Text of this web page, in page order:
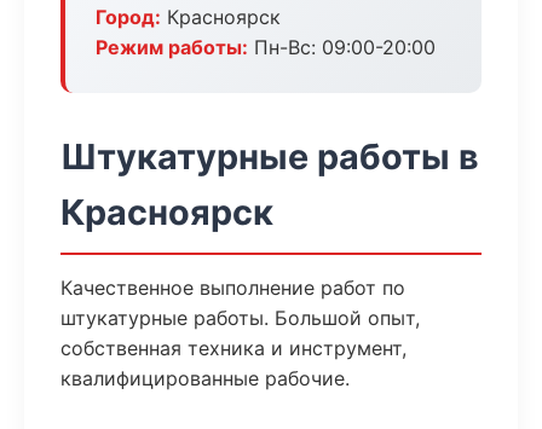
Город: Красноярск
Режим работы: Пн-Вс: 09:00-20:00
Штукатурные работы в
Красноярск
Качественное выполнение работ по
штукатурные работы. Большой опыт,
собственная техника и инструмент,
квалифицированные рабочие.